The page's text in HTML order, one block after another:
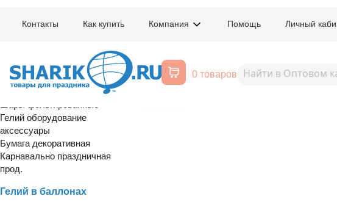
Контакты Как купить Компания Помощь Личный
0 товаров
Расширенный поиск
Шары латексные
Гелий оборудование
аксессуары
Бумага декоративная
Карнавально праздничная
прод.
Гелий в баллонах
1504-0729
Динозавр асс/G